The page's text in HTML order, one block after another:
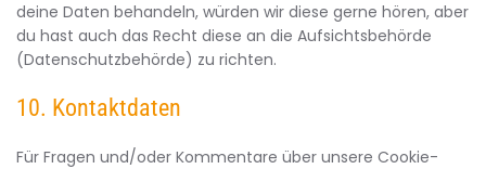
deine Daten behandeln, würden wir diese gerne hören, aber
du hast auch das Recht diese an die Aufsichtsbehörde
(Datenschutzbehörde) zu richten.
10. Kontaktdaten
Für Fragen und/oder Kommentare über unsere Cookie-